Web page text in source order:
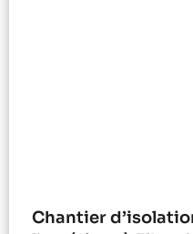
Chantier